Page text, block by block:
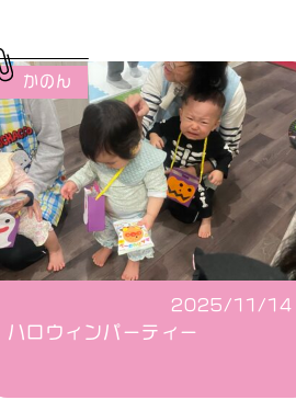
2025/11/14
ハロウィンパーティー
かのん